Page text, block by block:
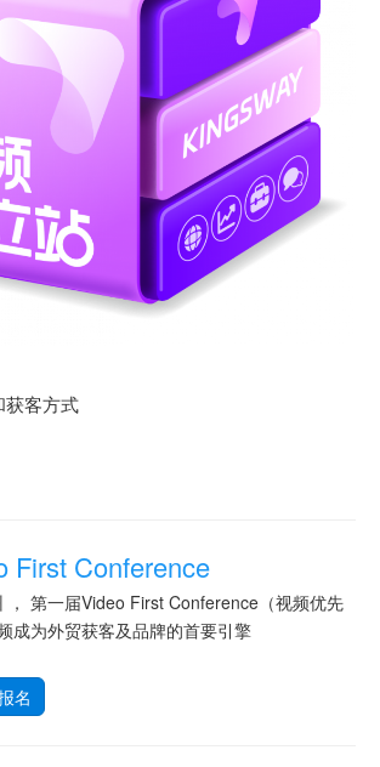
获客方式
First Conference
， 第一届Video First Conference（视频优先
成为外贸获客及品牌的首要引擎
名